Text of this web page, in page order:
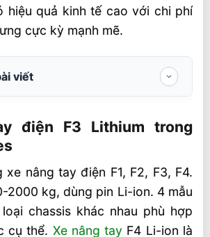
hiệu quả kinh tế cao với chi phí
cực kỳ mạnh mẽ.
viết
xe nâng điện F3 Lithium
số kỹ thuật xe nâng tay điện F3
xe nâng điện pallet truck được
điện F3 Lithium trong
xe nâng tay điện F1, F2, F3, F4.
2000 kg, dùng pin Li-ion. 4 mẫu
chassis khác nhau phù hợp
cụ thể. Xe nâng tay F4 Li-ion là